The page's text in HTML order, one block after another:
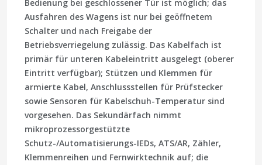
Bedienung bei geschlossener Tür ist möglich; das
Ausfahren des Wagens ist nur bei geöffnetem
Schalter und nach Freigabe der
Betriebsverriegelung zulässig. Das Kabelfach ist
primär für unteren Kabeleintritt ausgelegt (oberer
Eintritt verfügbar); Stützen und Klemmen für
armierte Kabel, Anschlussstellen für Prüfstecker
sowie Sensoren für Kabelschuh-Temperatur sind
vorgesehen. Das Sekundärfach nimmt
mikroprozessorgestützte
Schutz-/Automatisierungs-IEDs, ATS/AR, Zähler,
Klemmenreihen und Fernwirktechnik auf; die